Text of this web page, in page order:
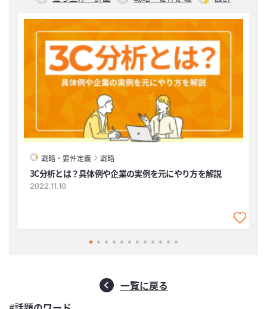
戦略・要件定義 戦略
3C分析とは？具体例や企業の実例を元にやり方を解説
2022.11.10
一覧に戻る